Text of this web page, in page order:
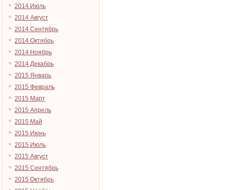
2014 Июль
2014 Август
2014 Сентябрь
2014 Октябрь
2014 Ноябрь
2014 Декабрь
2015 Январь
2015 Февраль
2015 Март
2015 Апрель
2015 Май
2015 Июнь
2015 Июль
2015 Август
2015 Сентябрь
2015 Октябрь